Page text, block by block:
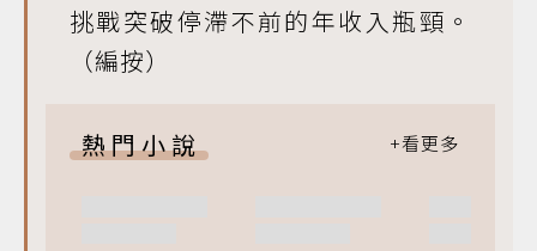
挑戰突破停滯不前的年收入瓶頸。
（編按）
熱門小說